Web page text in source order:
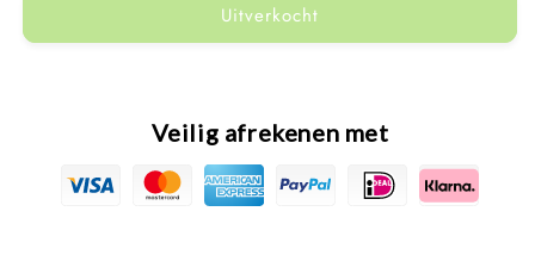
Telsa
Kokido
Telsa
stofzuiger
Uitverkocht
Veilig afrekenen met